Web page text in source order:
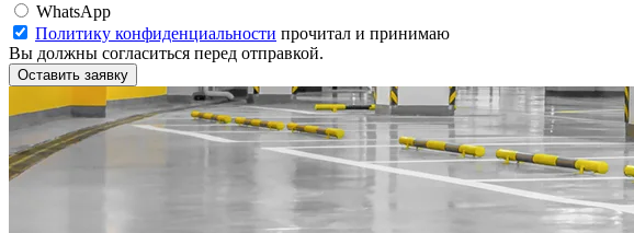
WhatsApp
Политику конфиденциальности прочитал и принимаю
Вы должны согласиться перед отправкой.
Оставить заявку